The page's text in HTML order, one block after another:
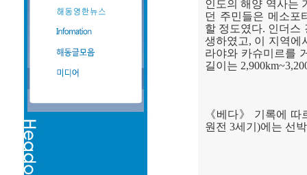
인도의 해양 역사는
던 주민들은 메소포
할 정도였다. 인더스
생하였고, 이 지역에
라야와 카슈미르를
길이는
《베다》 기록에 따
원전 3세기 )에는 선